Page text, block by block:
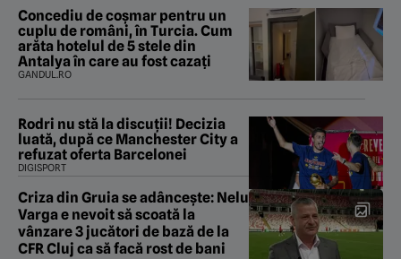
Concediu de coșmar pentru un
cuplu de români, în Turcia. Cum
arăta hotelul de 5 stele din
Antalya în care au fost cazați
GANDUL.RO
Rodri nu stă la discuții! Decizia
luată, după ce Manchester City a
refuzat oferta Barcelonei
DIGISPORT
Criza din Gruia se adâncește: Nelu
Varga e nevoit să scoată la
vânzare 3 jucători de bază de la
CFR Cluj ca să facă rost de bani